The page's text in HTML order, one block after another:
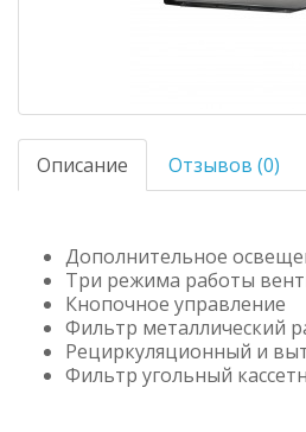
Описание Отзывов (0)
Дополнительное
Три режима работы
Кнопочное управление
Фильтр металлический
Рециркуляционный и
Фильтр угольный